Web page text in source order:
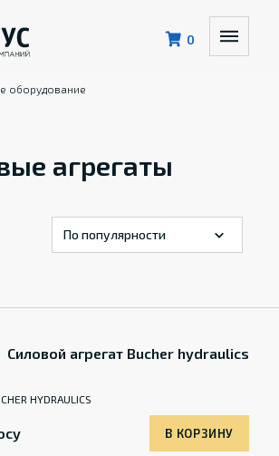
0
оборудование
агрегаты
Силовой агрегат Bucher hydraulics
HYDRAULICS
В КОРЗИНУ